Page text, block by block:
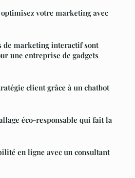
votre marketing avec
de marketing interactif sont
une entreprise de gadgets
client grâce à un chatbot
éco-responsable qui fait la
en ligne avec un consultant